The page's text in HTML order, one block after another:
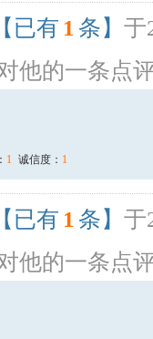
【已有 1 条】 于
他的一条点
1 诚信度： 1
【已有 1 条】 于
他的一条点